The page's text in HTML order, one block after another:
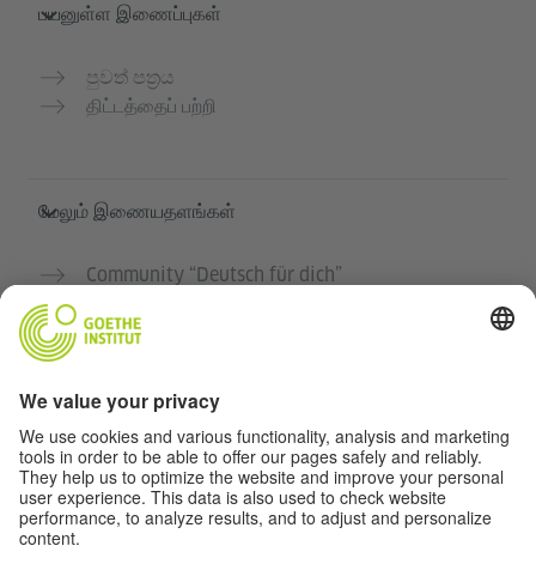
பயனுள்ள இணைப்புகள்
පුවත් පත්‍රය
திட்டத்தைப் பற்றி
மேலும் இணையதளங்கள்
Community “Deutsch für dich”
கோய்த் இன்ஸ்டிடியூட்டின் ஜெர்மன் பாடநெறிகள்
தனியுரிமை மற்றும் அணுகல் வசதி
தனியுரிமை அமைப்புகள்